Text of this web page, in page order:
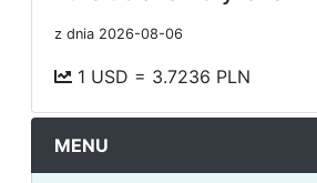
z dnia 2026-08-06
1 USD = 3.7236 PLN
MENU